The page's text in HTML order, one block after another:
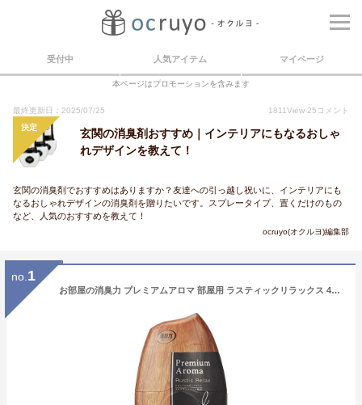
受付中 人気アイテム マイページ
本ページはプロモーションを含みます
最終更新日：2025/07/25 1811View 25 コメント
決定
玄関の消臭剤おすすめ｜インテリアにもなるおしゃ
れデザインを教えて！
玄関の消臭剤でおすすめはありますか？友達への引っ越し祝いに、インテリアにも
なるおしゃれデザインの消臭剤を贈りたいです。スプレータイプ、置くだけのもの
など、人気のおすすめを教えて！
ocruyo(オクルヨ)編集部
no. 1
お部屋の消臭力 プレミアムアロマ 部屋用 ラスティックリラックス 400ml 玄関 リビング 寝室 ルームフレグランス 消臭 芳香剤